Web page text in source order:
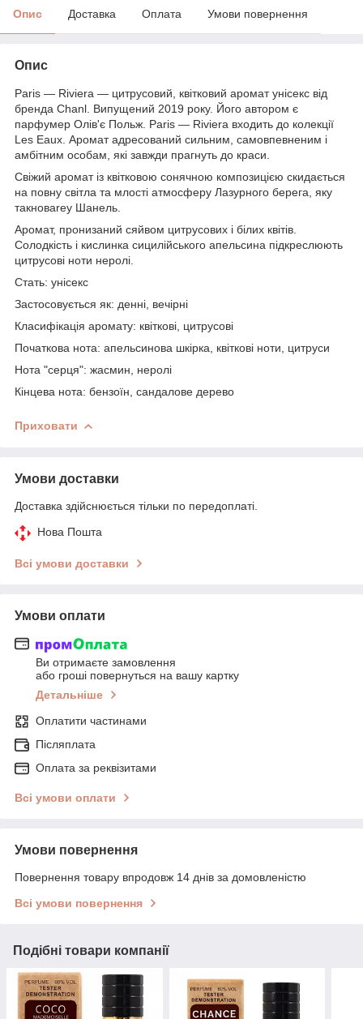
Опис Доставка Оплата Умови повернення
Опис
Paris — Riviera — цитрусовий, квітковий аромат унісекс від
бренда Chanl. Випущений 2019 року. Його автором є
парфумер Олів'є Польж. Paris — Riviera входить до колекції
Les Eaux. Аромат адресований сильним, самовпевненим і
амбітним особам, які завжди прагнуть до краси.
Свіжий аромат із квітковою сонячною композицією скидається
на повну світла та млості атмосферу Лазурного берега, яку
такноваrey Шанель.
Аромат, пронизаний сяйвом цитрусових і білих квітів.
Солодкість і кислинка сицилійського апельсина підкреслюють
цитрусові ноти неролі.
Стать: унісекс
Застосовується як: денні, вечірні
Класифікація аромату: квіткові, цитрусові
Початкова нота: апельсинова шкірка, квіткові ноти, цитруси
Нота "серця": жасмин, неролі
Кінцева нота: бензоїн, сандалове дерево
Приховати
Умови доставки
Доставка здійснюється тільки по передоплаті.
Нова Пошта
Всі умови доставки
Умови оплати
Ви отримаєте замовлення
або гроші повернуться на вашу картку
Детальніше
Оплатити частинами
Післяплата
Оплата за реквізитами
Всі умови оплати
Умови повернення
Повернення товару впродовж 14 днів за домовленістю
Всі умови повернення
Подібні товари компанії